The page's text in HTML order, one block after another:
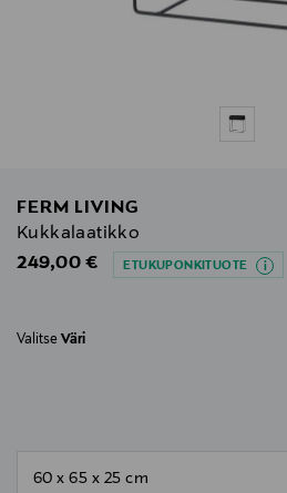
FERM LIVING
Kukkalaatikko
Original Price
249,00 € ETUKUPONKITUOTE
Valitse Väri